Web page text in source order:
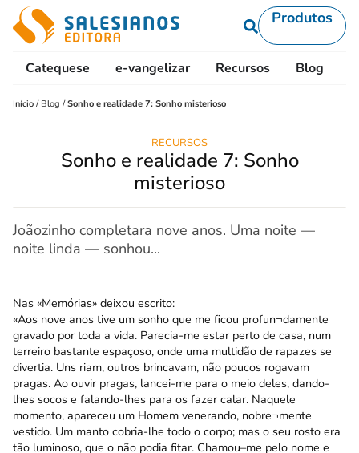
Produtos
Catequese e-vangelizar Recursos Blog
Início / Blog /Sonho e realidade 7: Sonho misterioso
RECURSOS
Sonho e realidade 7: Sonho
misterioso
Joãozinho completara nove anos. Uma noite —
noite linda — sonhou...
Nas «Memórias» deixou escrito:
«Aos nove anos tive um sonho que me ficou profun¬damente
gravado por toda a vida. Parecia-me estar perto de casa, num
terreiro bastante espaçoso, onde uma multidão de rapazes se
divertia. Uns riam, outros brincavam, não poucos rogavam
pragas. Ao ouvir pragas, lancei-me para o meio deles, dando-
lhes socos e falando-lhes para os fazer calar. Naquele
momento, apareceu um Homem venerando, nobre¬mente
vestido. Um manto cobria-lhe todo o corpo; mas o seu rosto era
tão luminoso, que o não podia fitar. Chamou–me pelo nome e